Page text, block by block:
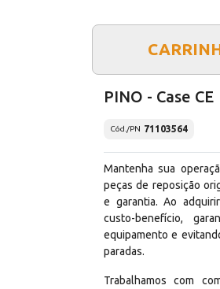
PINO - Case CE
Cód./PN 71103564
Mantenha sua
peças de reposição
e garantia. Ao
custo-benefício,
equipamento e
paradas.
Trabalhamos com